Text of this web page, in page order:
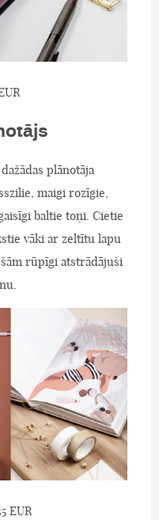
plānotāja
maigi rozīgie,
baltie toņi. Cietie
vāki ar zeltītu lapu
rūpīgi atstrādājuši
EUR